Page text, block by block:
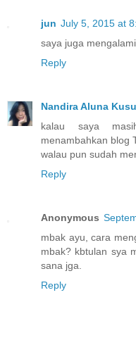
jun July 5, 2015 at
saya juga
Reply
Nandira Aluna
kalau saya
menambahkan blog
walau pun sudah
Reply
Anonymous
mbak ayu, cara
mbak? kbtulan sya
sana jga.
Reply